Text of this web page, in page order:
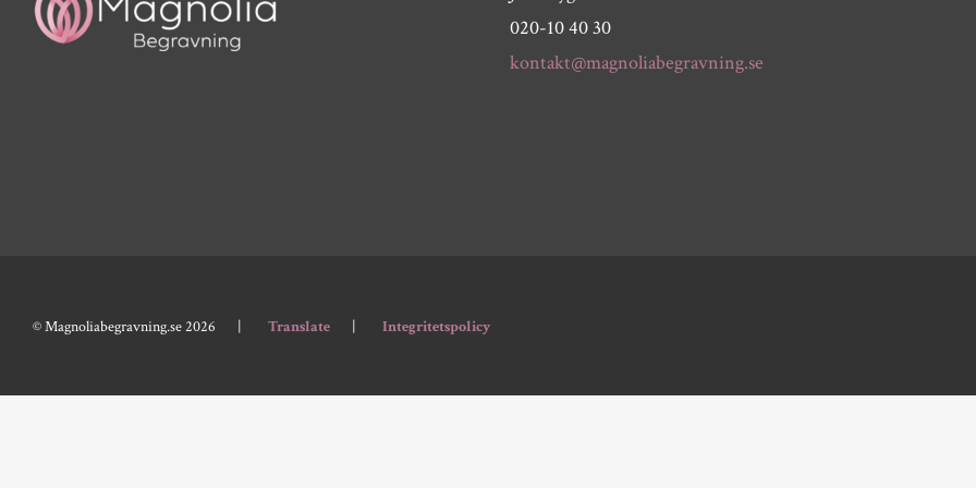
020-10 40 30
kontakt@magnoliabegravning.se
© Magnoliabegravning.se 2026 Translate Integritetspolicy